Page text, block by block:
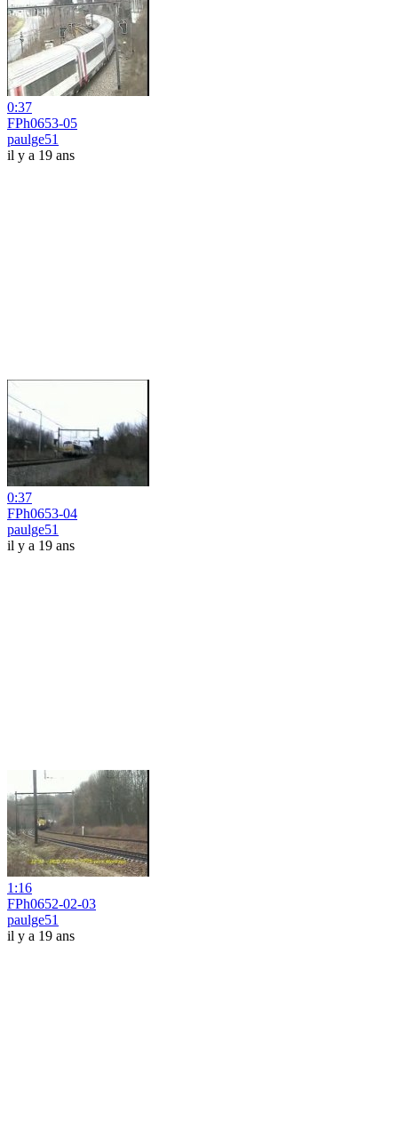
0:37
FPh0653-05
paulge51
il y a 19 ans
0:37
FPh0653-04
paulge51
il y a 19 ans
1:16
FPh0652-02-03
paulge51
il y a 19 ans